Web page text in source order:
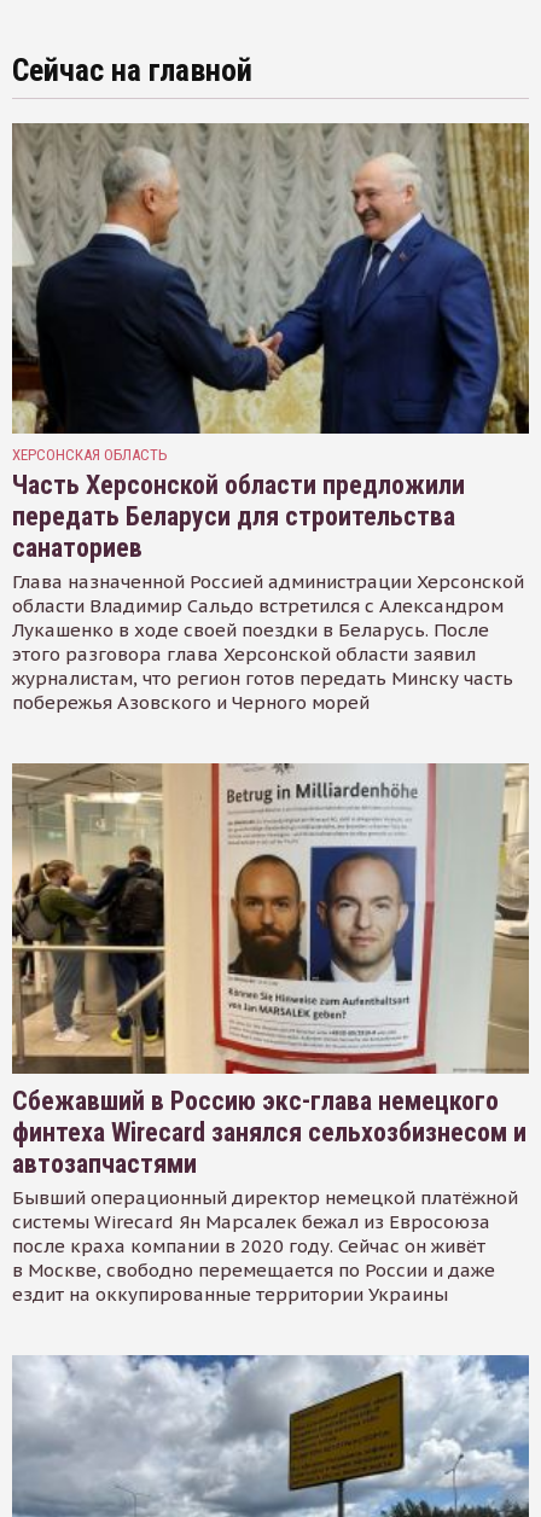
Сейчас на главной
ХЕРСОНСКАЯ ОБЛАСТЬ
Часть Херсонской области предложили
передать Беларуси для строительства
санаториев
Глава назначенной Россией администрации Херсонской
области Владимир Сальдо встретился с Александром
Лукашенко в ходе своей поездки в Беларусь. После
этого разговора глава Херсонской области заявил
журналистам, что регион готов передать Минску часть
побережья Азовского и Черного морей
Сбежавший в Россию экс-глава немецкого
финтеха Wirecard занялся сельхозбизнесом и
автозапчастями
Бывший операционный директор немецкой платёжной
системы Wirecard Ян Марсалек бежал из Евросоюза
после краха компании в 2020 году. Сейчас он живёт
в Москве, свободно перемещается по России и даже
ездит на оккупированные территории Украины